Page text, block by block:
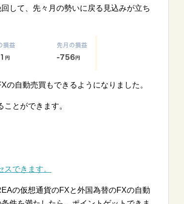
して、先々月の勢いに戻る見込みが立ち
自動売買もできるようになりました。
とができます。
できます。
の仮想通貨のFXと外国為替のFXの自動